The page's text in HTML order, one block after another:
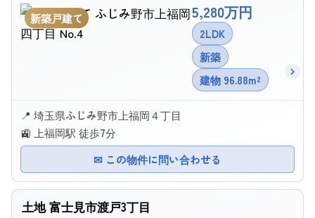
新築戸建て 5,280万円
2LDK
新築
建物 96.88m²
📍 埼玉県ふじみ野市上福岡４丁目
🚉 上福岡駅 徒歩7分
✉ この物件に問い合わせる
土地 富士見市渡戸3丁目